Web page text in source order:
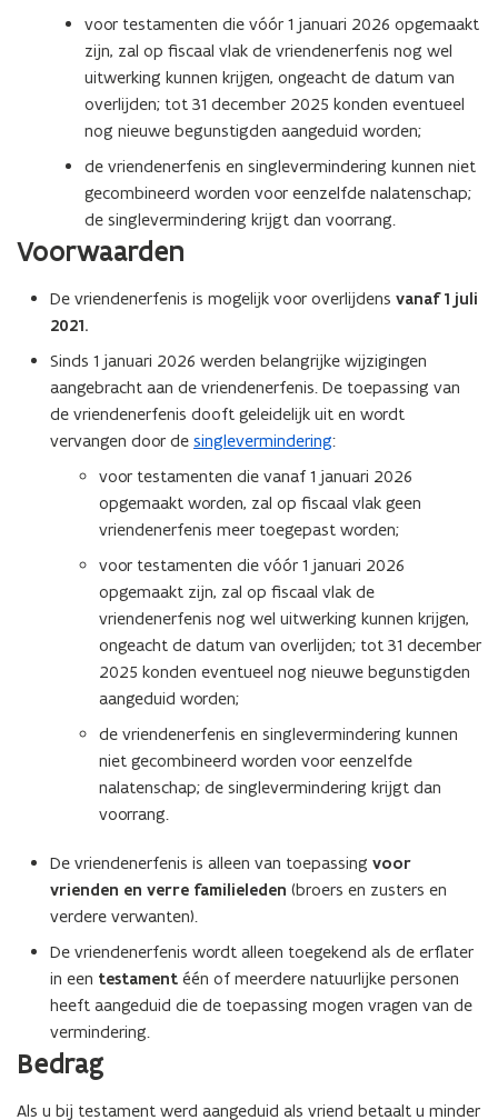
voor testamenten die vóór 1 januari 2026 opgemaakt
zijn, zal op fiscaal vlak de vriendenerfenis nog wel
uitwerking kunnen krijgen, ongeacht de datum van
overlijden; tot 31 december 2025 konden eventueel
nog nieuwe begunstigden aangeduid worden;
de vriendenerfenis en singlevermindering kunnen niet
gecombineerd worden voor eenzelfde nalatenschap;
de singlevermindering krijgt dan voorrang.
Voorwaarden
De vriendenerfenis is mogelijk voor overlijdens vanaf 1 juli
2021.
Sinds 1 januari 2026 werden belangrijke wijzigingen
aangebracht aan de vriendenerfenis. De toepassing van
de vriendenerfenis dooft geleidelijk uit en wordt
vervangen door de singlevermindering:
voor testamenten die vanaf 1 januari 2026
opgemaakt worden, zal op fiscaal vlak geen
vriendenerfenis meer toegepast worden;
voor testamenten die vóór 1 januari 2026
opgemaakt zijn, zal op fiscaal vlak de
vriendenerfenis nog wel uitwerking kunnen krijgen,
ongeacht de datum van overlijden; tot 31 december
2025 konden eventueel nog nieuwe begunstigden
aangeduid worden;
de vriendenerfenis en singlevermindering kunnen
niet gecombineerd worden voor eenzelfde
nalatenschap; de singlevermindering krijgt dan
voorrang.
De vriendenerfenis is alleen van toepassing voor
vrienden en verre familieleden (broers en zusters en
verdere verwanten).
De vriendenerfenis wordt alleen toegekend als de erflater
in een testament één of meerdere natuurlijke personen
heeft aangeduid die de toepassing mogen vragen van de
vermindering.
Bedrag
Als u bij testament werd aangeduid als vriend betaalt u minder